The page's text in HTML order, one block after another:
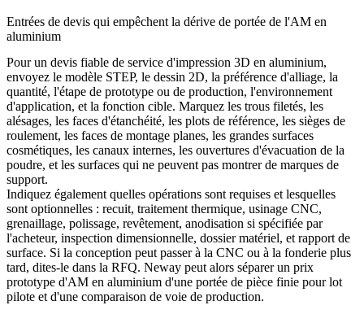
Entrées de devis qui empêchent la dérive de portée de l'AM en
aluminium
Pour un devis fiable de service d'impression 3D en aluminium,
envoyez le modèle STEP, le dessin 2D, la préférence d'alliage, la
quantité, l'étape de prototype ou de production, l'environnement
d'application, et la fonction cible. Marquez les trous filetés, les
alésages, les faces d'étanchéité, les plots de référence, les sièges de
roulement, les faces de montage planes, les grandes surfaces
cosmétiques, les canaux internes, les ouvertures d'évacuation de la
poudre, et les surfaces qui ne peuvent pas montrer de marques de
support.
Indiquez également quelles opérations sont requises et lesquelles
sont optionnelles : recuit, traitement thermique, usinage CNC,
grenaillage, polissage, revêtement, anodisation si spécifiée par
l'acheteur, inspection dimensionnelle, dossier matériel, et rapport de
surface. Si la conception peut passer à la CNC ou à la fonderie plus
tard, dites-le dans la RFQ. Neway peut alors séparer un prix
prototype d'AM en aluminium d'une portée de pièce finie pour lot
pilote et d'une comparaison de voie de production.